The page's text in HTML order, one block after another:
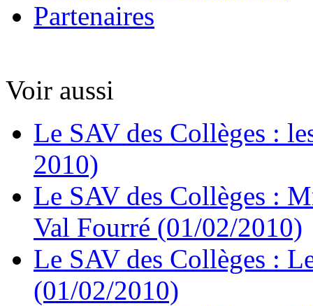
Partenaires
Voir aussi
Le SAV des Collèges :
2010)
Le SAV des Collèges :
Val Fourré (01/02/2010)
Le SAV des Collèges :
(01/02/2010)